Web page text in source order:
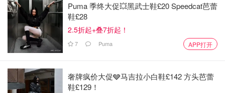
Puma 季终大促💥黑武士鞋£20 Speedcat芭蕾
鞋£28
2.5折起+叠7折起！
7 Puma APP打开
奢牌疯价大促🩶马吉拉小白鞋£142 方头芭蕾
鞋£129！